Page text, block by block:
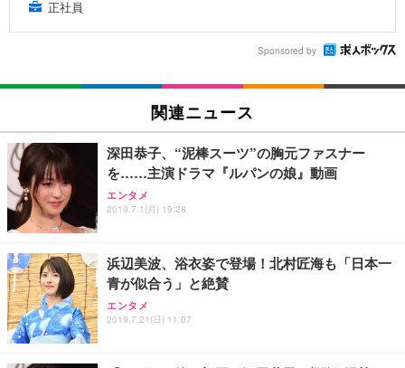
正社員
Sponsored by
関連ニュース
深田恭子、“泥棒スーツ”の胸元ファスナー
を……主演ドラマ『ルパンの娘』動画
エンタメ
2019.7.1(月) 19:28
浜辺美波、浴衣姿で登場！北村匠海も「日本一
青が似合う」と絶賛
エンタメ
2019.7.21(日) 11:07